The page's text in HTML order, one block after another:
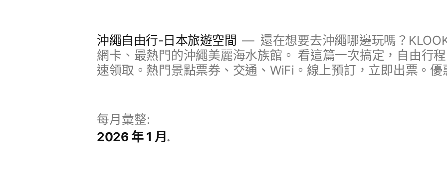
沖繩自由行-日本旅遊空間
還在想要去沖繩哪邊玩嗎？
網卡、最熱門的沖繩美麗海水族館。 看這篇一次搞定，自由行
速領取。熱門景點票券、交通、WiFi。線上預訂，立即出票。優
每月彙整:
2026 年 1 月